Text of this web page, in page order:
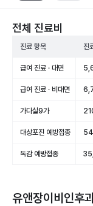
전체 진료비
진료 항목 진
급여 진료 · 대면
급여 진료 · 비대면
가다실9가
대상포진 예방접종
독감 예방접종
유앤장이비인후